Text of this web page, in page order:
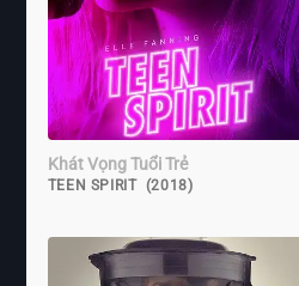
Khát Vọng Tuổi Trẻ
TEEN SPIRIT (2018)